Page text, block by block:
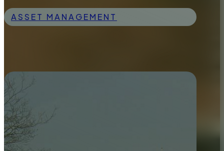
ASSET MANAGEMENT